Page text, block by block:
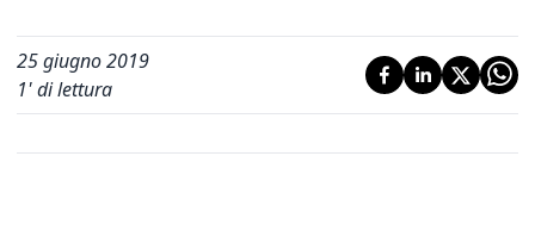
25 giugno 2019
1' di lettura